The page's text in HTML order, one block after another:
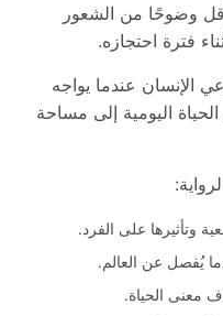
وضوحًا من الشعور
فترة احتجازه.
الإنسان عندما يواجه
اليومية إلى مساحة
وتأثيرها على الفرد.
يُفصل عن العالم.
معنى الحياة.